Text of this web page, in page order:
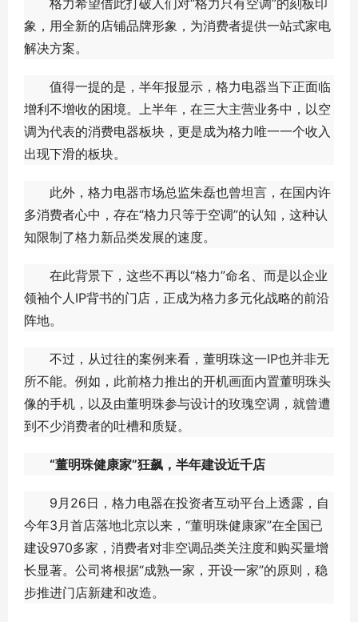
格力希望借此打破人们对“格力只有空调”的刻板印
象，用全新的店铺品牌形象，为消费者提供一站式家电
解决方案。
值得一提的是，半年报显示，格力电器当下正面临
增利不增收的困境。上半年，在三大主营业务中，以空
调为代表的消费电器板块，更是成为格力唯一一个收入
出现下滑的板块。
此外，格力电器市场总监朱磊也曾坦言，在国内许
多消费者心中，存在“格力只等于空调”的认知，这种认
知限制了格力新品类发展的速度。
在此背景下，这些不再以“格力”命名、而是以企业
领袖个人IP背书的门店，正成为格力多元化战略的前沿
阵地。
不过，从过往的案例来看，董明珠这一IP也并非无
所不能。例如，此前格力推出的开机画面内置董明珠头
像的手机，以及由董明珠参与设计的玫瑰空调，就曾遭
到不少消费者的吐槽和质疑。
“董明珠健康家”狂飙，半年建设近千店
9月26日，格力电器在投资者互动平台上透露，自
今年3月首店落地北京以来，“董明珠健康家”在全国已
建设970多家，消费者对非空调品类关注度和购买量增
长显著。公司将根据“成熟一家，开设一家”的原则，稳
步推进门店新建和改造。